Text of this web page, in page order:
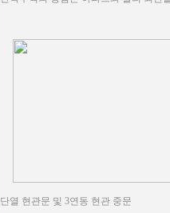
단열 현관문 및 3연동 현관 중문